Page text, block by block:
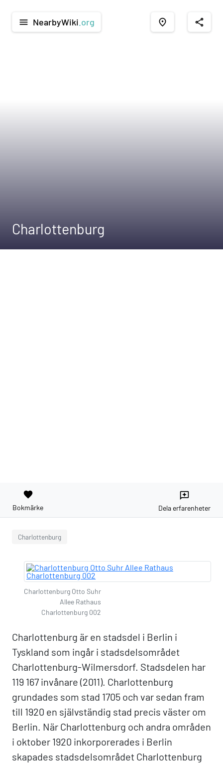
menu NearbyWiki .org place share
Charlottenburg
favorite
Bokmärke
reviews
Dela erfarenheter
Charlottenburg
Charlottenburg Otto Suhr
Allee Rathaus
Charlottenburg 002
Charlottenburg är en stadsdel i Berlin i
Tyskland som ingår i stadsdelsområdet
Charlottenburg-Wilmersdorf. Stadsdelen har
119 167 invånare (2011). Charlottenburg
grundades som stad 1705 och var sedan fram
till 1920 en självständig stad precis väster om
Berlin. När Charlottenburg och andra områden
i oktober 1920 inkorporerades i Berlin
skapades stadsdelsområdet Charlottenburg